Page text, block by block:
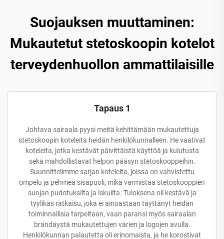
Suojauksen muuttaminen:
Mukautetut stetoskoopin kotelot
terveydenhuollon ammattilaisille
Tapaus 1
Johtava sairaala pyysi meitä kehittämään mukautettuja
stetoskoopin koteleita heidän henkilökunnalleen. He vaativat
koteleita, jotka kestävät päivittäistä käyttöä ja kulutusta
sekä mahdollistavat helpon pääsyn stetoskooppeihin.
Suunnittelimme sarjan koteleita, joissa on vahvistettu
ompelu ja pehmeä sisäpuoli, mikä varmistaa stetoskooppien
suojan pudotuksilta ja iskuilta. Tuloksena oli kestävä ja
tyylikäs ratkaisu, joka ei ainoastaan täyttänyt heidän
toiminnallisia tarpeitaan, vaan paransi myös sairaalan
brändäystä mukautettujen värien ja logojen avulla.
Henkilökunnan palautetta oli erinomaista, ja he korostivat